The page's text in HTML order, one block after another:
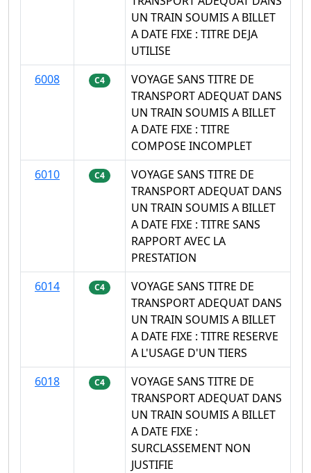
UN TRAIN SOUMIS A BILLET
A DATE FIXE : TITRE DEJA
UTILISE
6008
C4
VOYAGE SANS TITRE DE
TRANSPORT ADEQUAT DANS
UN TRAIN SOUMIS A BILLET
A DATE FIXE : TITRE
COMPOSE INCOMPLET
6010
C4
VOYAGE SANS TITRE DE
TRANSPORT ADEQUAT DANS
UN TRAIN SOUMIS A BILLET
A DATE FIXE : TITRE SANS
RAPPORT AVEC LA
PRESTATION
6014
C4
VOYAGE SANS TITRE DE
TRANSPORT ADEQUAT DANS
UN TRAIN SOUMIS A BILLET
A DATE FIXE : TITRE RESERVE
A L'USAGE D'UN TIERS
6018
C4
VOYAGE SANS TITRE DE
TRANSPORT ADEQUAT DANS
UN TRAIN SOUMIS A BILLET
A DATE FIXE :
SURCLASSEMENT NON
JUSTIFIE